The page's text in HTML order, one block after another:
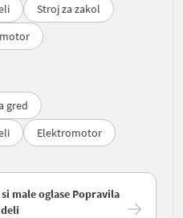
Stroj za zakol
gred
Elektromotor
male oglase Popravila